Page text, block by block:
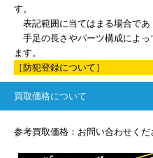
す。
表記範囲に当てはまる場合であ
手足の長さやパーツ構成によっ
ます。
［防犯登録について］
買取価格について
参考買取価格：お問い合わせくだ